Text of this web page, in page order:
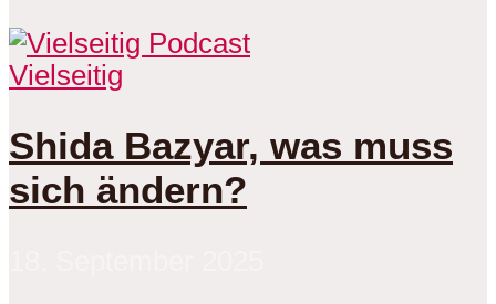
Vielseitig
Shida Bazyar, was muss
sich ändern?